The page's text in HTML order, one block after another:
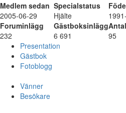
Medlem sedan Specialstatus
2005-06-29
Hjälte
Foruminlägg
Gästboksinlägg
232
6 691
95
Presentation
Gästbok
Fotoblogg
Vänner
Besökare